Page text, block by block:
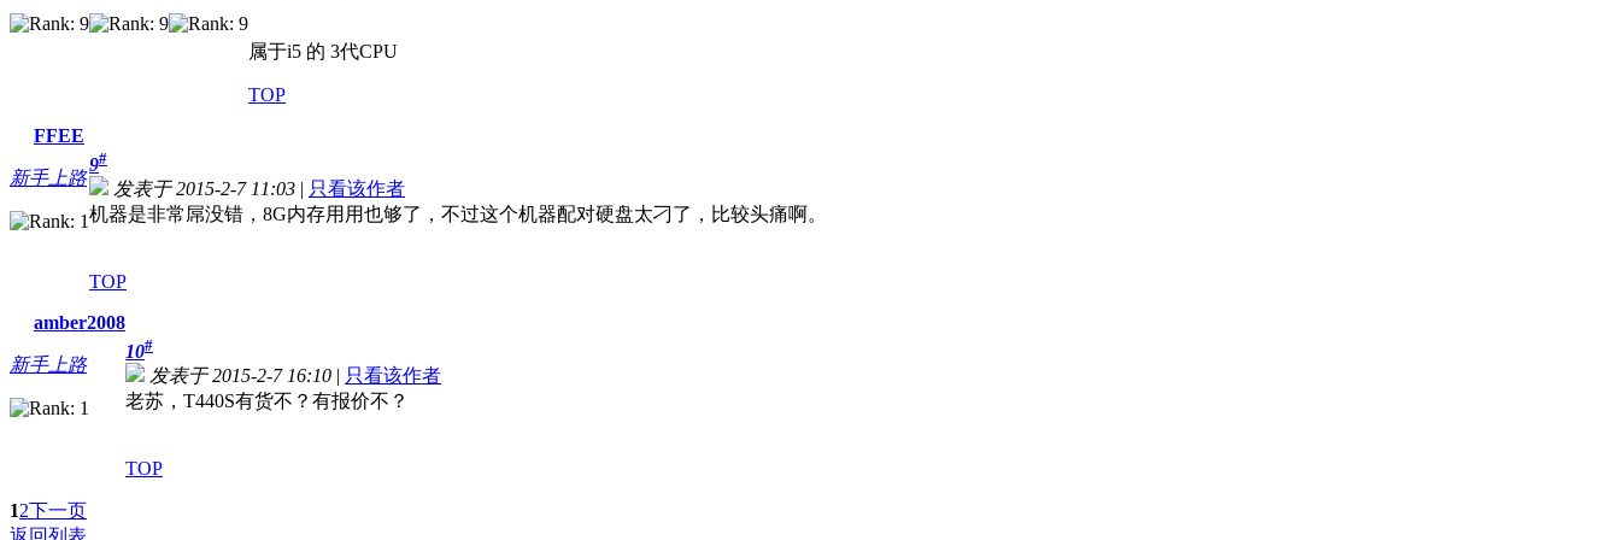
属于i5 的 3代CPU
TOP
FFEE
新手上路
9#
发表于 2015-2-7 11:03 | 只看该作者
机器是非常屌没错，8G内存用用也够了，不过这个机器配对硬盘太刁了，比较头痛啊。
TOP
amber2008
新手上路
10#
发表于 2015-2-7 16:10 | 只看该作者
老苏，T440S有货不？有报价不？
TOP
12下一页
返回列表